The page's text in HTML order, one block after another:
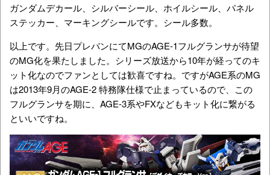
ガンダムデカール、シルバーシール、ホイルシール、パネル
ステッカー、マーキングシールです。シール多数。
以上です。先日プレバンにてMGのAGE-1フルグランサが待望
のMG化を果たしました。シリーズ放送から10年が経ってのキ
ット化なのでファンとしては歓喜ですね。ですがAGE系のMG
は2013年9月のAGE-2 特務隊仕様で止まっているので、この
フルグランサを期に、AGE-3系やFXなどもキット化に繋がる
といいですね。